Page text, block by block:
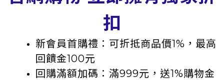
扣
新會員首購禮：可折抵商品價1% ， 最高
回饋金100元
回購滿額加碼：滿999元，送1%購物金